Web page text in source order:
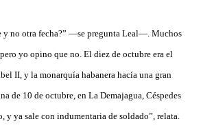
y no otra fecha?” —se pregunta Leal—. Muchos
yo opino que no. El diez de octubre era el
II, y la monarquía habanera hacía una gran
de 10 de octubre, en La Demajagua, Céspedes
y ya sale con indumentaria de soldado”, relata.